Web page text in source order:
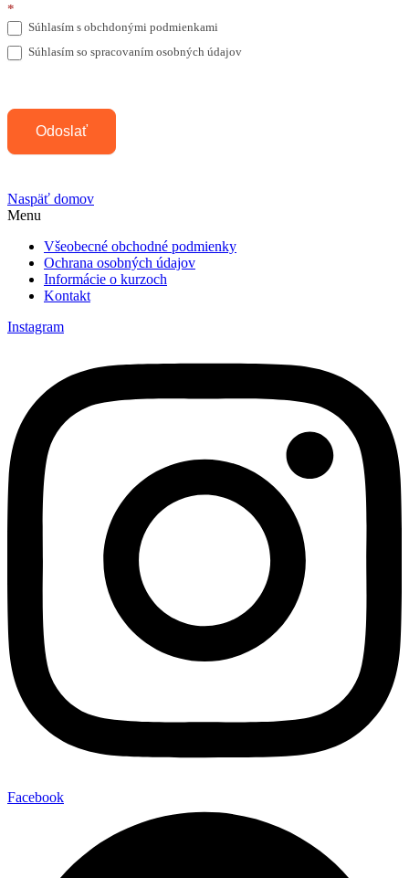
*
Súhlasím s obchdonými podmienkami
Súhlasím so spracovaním osobných údajov
Odoslať
Naspäť domov
Menu
Všeobecné obchodné podmienky
Ochrana osobných údajov
Informácie o kurzoch
Kontakt
Instagram
Facebook